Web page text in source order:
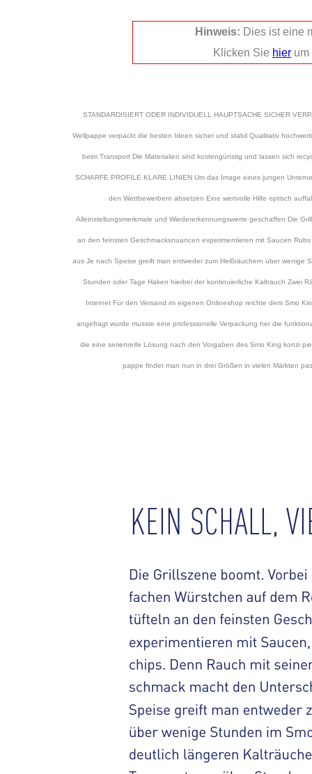
STANDARDISIERT ODER INDIVIDUELL HAUPTSACHE SICHER
Wellpappe verpackt die besten Ideen sicher und stabil Qualitativ
beim Transport Die Materialien sind kostengünstig und lassen sich
SCHARFE PROFILE KLARE LINIEN Um das Image eines jungen
den Wettbewerbern absetzen Eine wertvolle Hilfe optisch
Alleinstellungsmerkmale und Wiedererkennungswerte geschaffen Die
an den feinsten Geschmacksnuancen experimentieren mit Saucen
aus Je nach Speise greift man entweder zum Heißräuchern über wenige
Stunden oder Tage Haken hierbei der kontinuierliche Kaltrauch Zwei
Internet Für den Versand im eigenen Onlineshop reichte dem Smo
angefragt wurde musste eine professionelle Verpackung her die
die eine serienreife Lösung nach den Vorgaben des Smo King konzi
pappe findet man nun in drei Größen in vielen Märkten
Hinweis: Dies ist eine
Klicken Sie hier um